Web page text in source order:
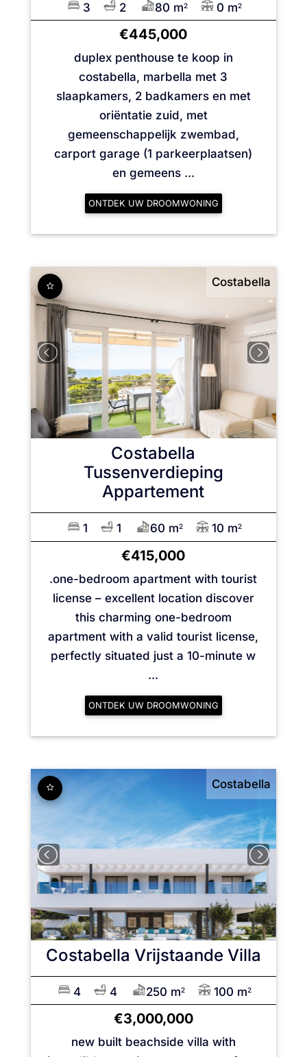
3 2 80 m2 0 m2
€445,000
duplex penthouse te koop in
costabella, marbella met 3
slaapkamers, 2 badkamers en met
oriëntatie zuid, met
gemeenschappelijk zwembad,
carport garage (1 parkeerplaatsen)
en gemeens ...
ONTDEK UW DROOMWONING
Costabella
Costabella
Tussenverdieping
Appartement
1 1 60 m2 10 m2
€415,000
.one-bedroom apartment with tourist
license – excellent location discover
this charming one-bedroom
apartment with a valid tourist license,
perfectly situated just a 10-minute w
...
ONTDEK UW DROOMWONING
Costabella
Costabella Vrijstaande Villa
4 4 250 m2 100 m2
€3,000,000
new built beachside villa with